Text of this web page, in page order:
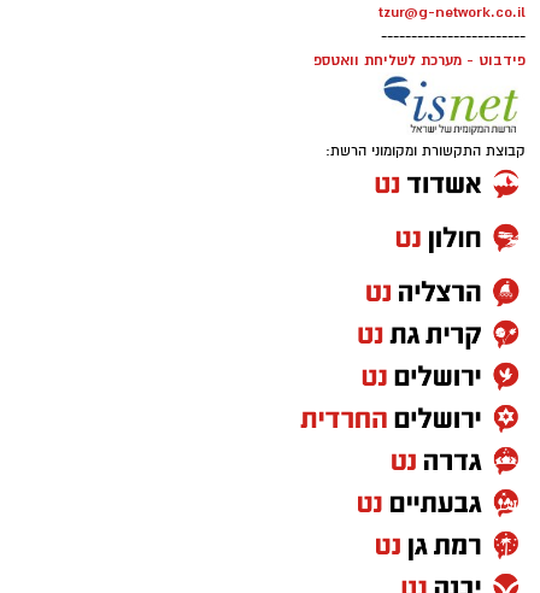
אוקסיטוצין
אוקסיטוצין מכונה לעיתים "הורמון האהבה" אבל
בפועל הוא בעיקר הורמון של ביטחון, רוגע ושייכות.
הוא משתחרר במצבים של קרבה, מגע, חיבור רגשי
ועוזר לגוף להירגע ולהוריד דריכות.
tzur@g-network.co.il
------------------------
פידבוט - מערכת לשליחת וואטספ
קבוצת התקשורת ומקומוני הרשת: